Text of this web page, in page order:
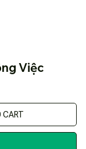
Việc
CART